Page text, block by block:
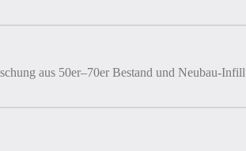
aus 50er–70er Bestand und Neubau-